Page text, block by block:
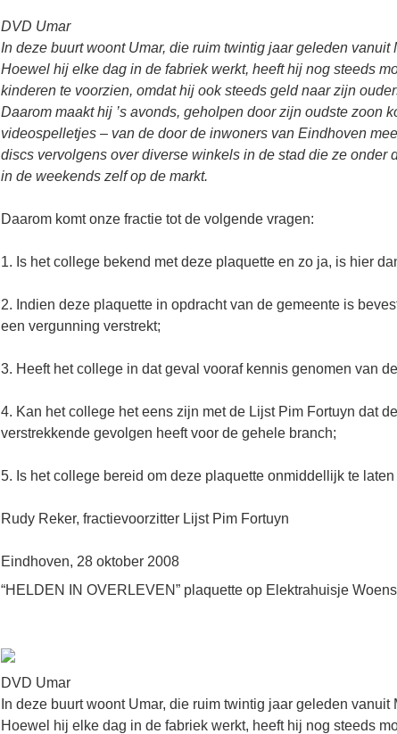
DVD Umar
In deze buurt woont Umar, die ruim twintig jaar geleden
Hoewel hij elke dag in de fabriek werkt, heeft hij nog steeds
kinderen te voorzien, omdat hij ook steeds geld naar zijn
Daarom maakt hij ’s avonds, geholpen door zijn oudste zoon
videospelletjes – van de door de inwoners van Eindhoven
discs vervolgens over diverse winkels in de stad die ze onder
in de weekends zelf op de markt.
Daarom komt onze fractie tot de volgende vragen:
1. Is het college bekend met deze plaquette en zo ja, is hier
2. Indien deze plaquette in opdracht van de gemeente is
een vergunning verstrekt;
3. Heeft het college in dat geval vooraf kennis genomen van
4. Kan het college het eens zijn met de Lijst Pim Fortuyn dat
verstrekkende gevolgen heeft voor de gehele branch;
5. Is het college bereid om deze plaquette onmiddellijk te
Rudy Reker, fractievoorzitter Lijst Pim Fortuyn
Eindhoven, 28 oktober 2008
“HELDEN IN OVERLEVEN” plaquette op Elektrahuisje
DVD Umar
In deze buurt woont Umar, die ruim twintig jaar geleden
Hoewel hij elke dag in de fabriek werkt, heeft hij nog steeds